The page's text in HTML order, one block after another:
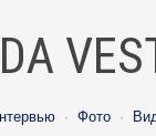
· Фото ·